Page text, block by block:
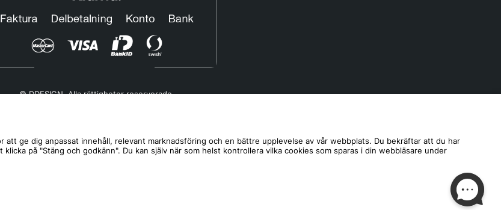
© DDESIGN. Alla rättigheter reserverade.
Helgfria vardagar 10:00-12:00
att ge dig anpassat innehåll, relevant marknadsföring och en bättre upplevelse av vår webbplats. Du bekräftar att du har
på "Stäng och godkänn". Du kan själv när som helst kontrollera vilka cookies som sparas i din webbläsare under